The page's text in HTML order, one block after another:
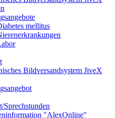
mellitus
Bildversandsystem JiveX
Sprechstunden
"AlexOnline"